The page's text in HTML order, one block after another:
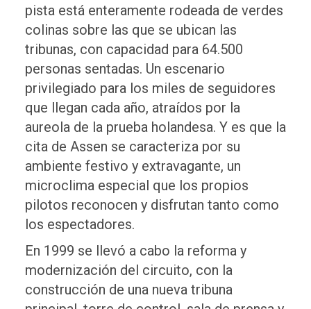
pista está enteramente rodeada de verdes
colinas sobre las que se ubican las
tribunas, con capacidad para 64.500
personas sentadas. Un escenario
privilegiado para los miles de seguidores
que llegan cada año, atraídos por la
aureola de la prueba holandesa. Y es que la
cita de Assen se caracteriza por su
ambiente festivo y extravagante, un
microclima especial que los propios
pilotos reconocen y disfrutan tanto como
los espectadores.
En 1999 se llevó a cabo la reforma y
modernización del circuito, con la
construcción de una nueva tribuna